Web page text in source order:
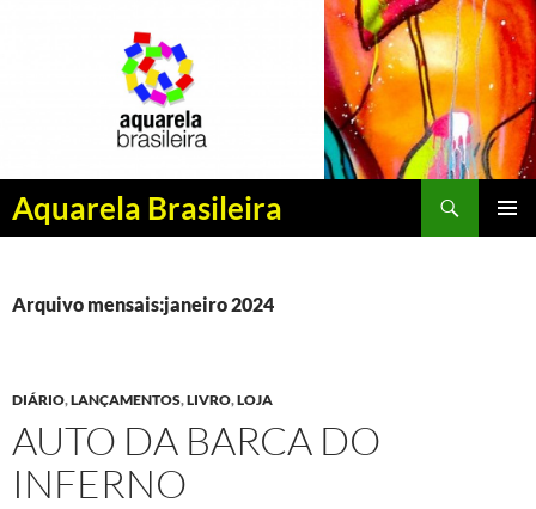
Aquarela Brasileira
Pesquisar
PULAR
CONTEÚDO
Arquivo mensais:janeiro 2024
DIÁRIO,LANÇAMENTOS,LIVRO,LOJA
AUTO DA BARCA DO
INFERNO